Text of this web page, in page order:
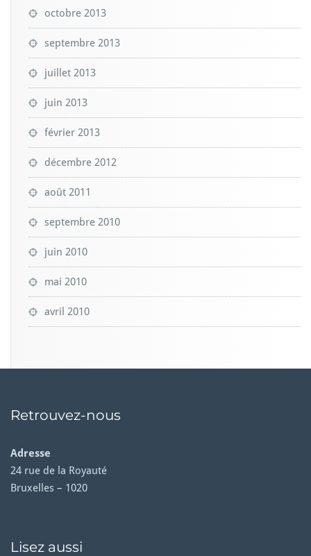
octobre 2013
septembre 2013
juillet 2013
juin 2013
février 2013
décembre 2012
août 2011
septembre 2010
juin 2010
mai 2010
avril 2010
Retrouvez-nous
Adresse
24 rue de la Royauté
Bruxelles – 1020
Lisez aussi